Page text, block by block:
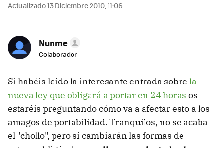
Actualizado 13 Diciembre 2010, 11:06
Nunme
Colaborador
Si habéis leído la interesante entrada sobre la
nueva ley que obligará a portar en 24 horas os
estaréis preguntando cómo va a afectar esto a los
amagos de portabilidad. Tranquilos, no se acaba
el "chollo", pero sí cambiarán las formas de